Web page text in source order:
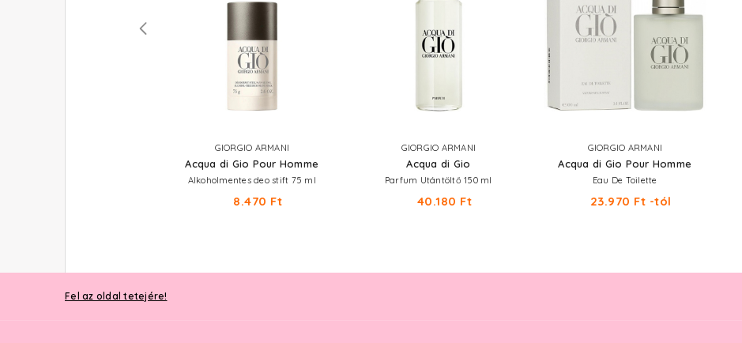
GIORGIO ARMANI
Acqua di Gio Pour Homme
Alkoholmentes deo stift 75 ml
8.470 Ft
GIORGIO ARMANI
Acqua di Gio
Parfum Utántöltő 150 ml
40.180 Ft
GIORGIO ARMANI
Acqua di Gio Pour Homme
Eau De Toilette
23.970 Ft -tól
Fel az oldal tetejére!